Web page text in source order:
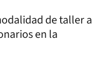
de taller a
en la